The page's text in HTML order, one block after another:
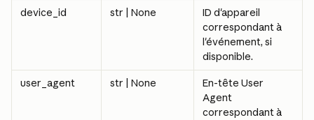
device_id str | None
ID d'appareil
correspondant à
l'événement, si
disponible.
user_agent str | None
En-tête User
Agent
correspondant à